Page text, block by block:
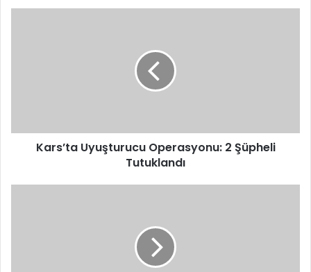
Kars’ta Uyuşturucu Operasyonu: 2 Şüpheli
Tutuklandı